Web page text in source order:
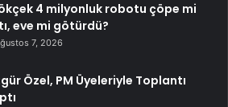
4 milyonluk robotu çöpe mi
eve mi götürdü?
7, 2026
Özel, PM Üyeleriyle Toplantı